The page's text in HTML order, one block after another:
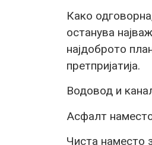
Како
останува
најдоброто
претпријатија.
Водовод и
Асфалт
Чиста наместо